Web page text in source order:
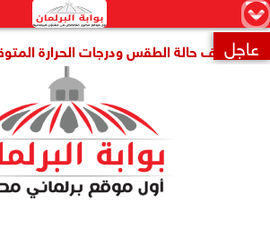
×


 عاجل
تكشف حالة الطقس ودرجات الحرارة المتوقعة